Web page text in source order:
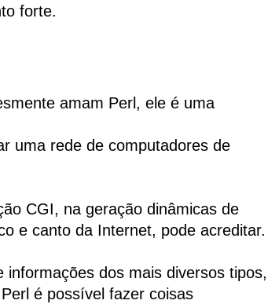
forte.
amam Perl, ele é uma
uma rede de computadores de
CGI, na geração dinâmicas de
e canto da Internet, pode acreditar.
dos mais diversos tipos,
é possível fazer coisas